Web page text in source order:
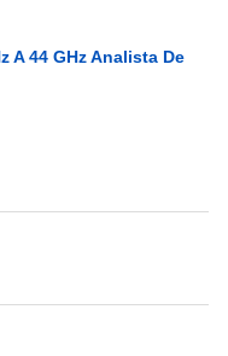
A 44 GHz Analista De